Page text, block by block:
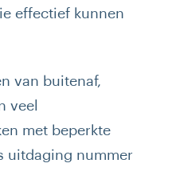
effectief kunnen
van buitenaf,
veel
met beperkte
uitdaging nummer